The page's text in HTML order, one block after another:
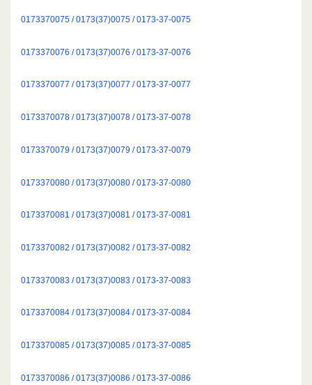
0173370075 / 0173(37)0075 / 0173-37-0075
0173370076 / 0173(37)0076 / 0173-37-0076
0173370077 / 0173(37)0077 / 0173-37-0077
0173370078 / 0173(37)0078 / 0173-37-0078
0173370079 / 0173(37)0079 / 0173-37-0079
0173370080 / 0173(37)0080 / 0173-37-0080
0173370081 / 0173(37)0081 / 0173-37-0081
0173370082 / 0173(37)0082 / 0173-37-0082
0173370083 / 0173(37)0083 / 0173-37-0083
0173370084 / 0173(37)0084 / 0173-37-0084
0173370085 / 0173(37)0085 / 0173-37-0085
0173370086 / 0173(37)0086 / 0173-37-0086